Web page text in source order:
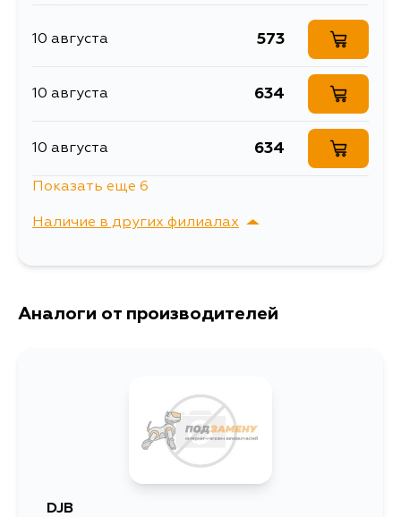
10 августа 573
10 августа 634
10 августа 634
15 августа 634
634
Показать еще 6
Наличие в других филиалах
г. Владивосток,
Аналоги от производителей
DJB